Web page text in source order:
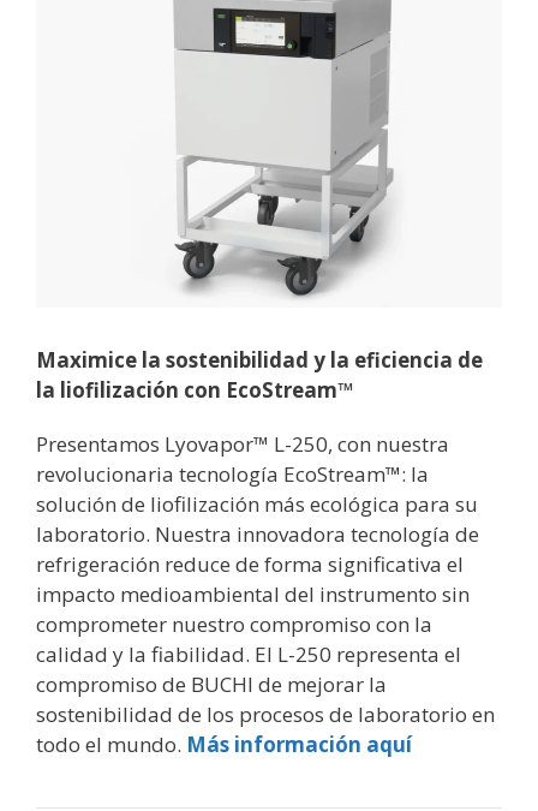
Maximice la sostenibilidad y la eficiencia de
la liofilización con EcoStream™
Presentamos Lyovapor™ L-250, con nuestra
revolucionaria tecnología EcoStream™: la
solución de liofilización más ecológica para su
laboratorio. Nuestra innovadora tecnología de
refrigeración reduce de forma significativa el
impacto medioambiental del instrumento sin
comprometer nuestro compromiso con la
calidad y la fiabilidad. El L-250 representa el
compromiso de BUCHI de mejorar la
sostenibilidad de los procesos de laboratorio en
todo el mundo. Más información aquí